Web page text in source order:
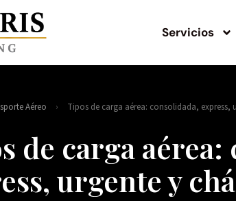
Servicios
Aéreo › Tipos de carga aérea: consolidada, express,
de carga aérea:
urgente y